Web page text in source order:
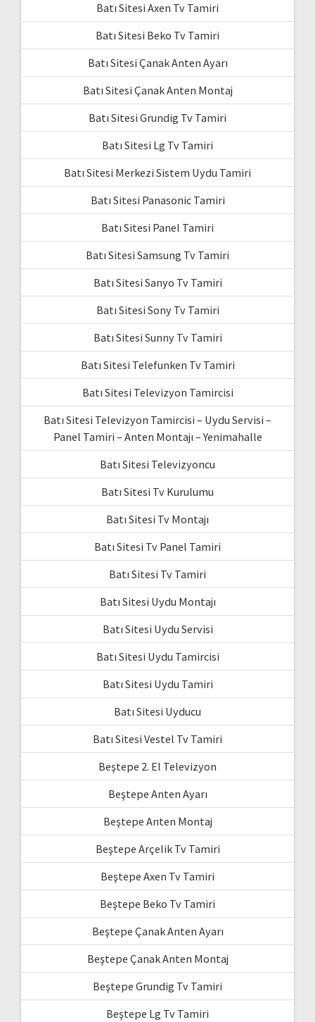
Batı Sitesi Axen Tv Tamiri
Batı Sitesi Beko Tv Tamiri
Batı Sitesi Çanak Anten Ayarı
Batı Sitesi Çanak Anten Montaj
Batı Sitesi Grundig Tv Tamiri
Batı Sitesi Lg Tv Tamiri
Batı Sitesi Merkezi Sistem Uydu Tamiri
Batı Sitesi Panasonic Tamiri
Batı Sitesi Panel Tamiri
Batı Sitesi Samsung Tv Tamiri
Batı Sitesi Sanyo Tv Tamiri
Batı Sitesi Sony Tv Tamiri
Batı Sitesi Sunny Tv Tamiri
Batı Sitesi Telefunken Tv Tamiri
Batı Sitesi Televizyon Tamircisi
Batı Sitesi Televizyon Tamircisi – Uydu Servisi –
Panel Tamiri – Anten Montajı – Yenimahalle
Batı Sitesi Televizyoncu
Batı Sitesi Tv Kurulumu
Batı Sitesi Tv Montajı
Batı Sitesi Tv Panel Tamiri
Batı Sitesi Tv Tamiri
Batı Sitesi Uydu Montajı
Batı Sitesi Uydu Servisi
Batı Sitesi Uydu Tamircisi
Batı Sitesi Uydu Tamiri
Batı Sitesi Uyducu
Batı Sitesi Vestel Tv Tamiri
Beştepe 2. El Televizyon
Beştepe Anten Ayarı
Beştepe Anten Montaj
Beştepe Arçelik Tv Tamiri
Beştepe Axen Tv Tamiri
Beştepe Beko Tv Tamiri
Beştepe Çanak Anten Ayarı
Beştepe Çanak Anten Montaj
Beştepe Grundig Tv Tamiri
Beştepe Lg Tv Tamiri